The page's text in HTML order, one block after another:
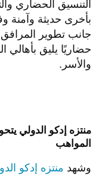
التنسيق الحضاري
بأخرى حديثة وآمنة
جانب تطوير
حضاريًا يليق بأهالي
والأسر.
منتزه إدكو الدولي
المواهب
وشهد منتزه إدكو